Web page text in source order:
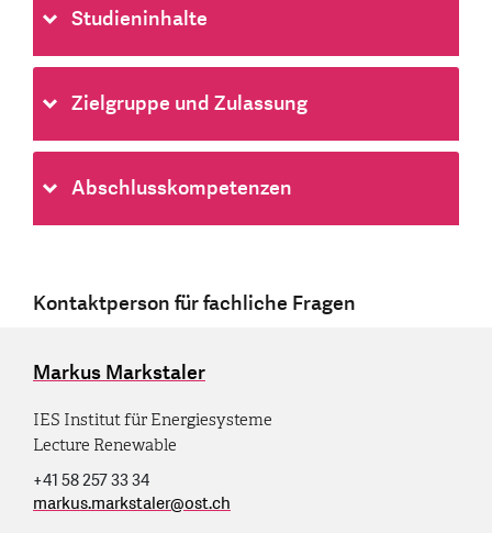
Studieninhalte
Zielgruppe und Zulassung
Abschlusskompetenzen
Kontaktperson für fachliche Fragen
Markus Markstaler
IES Institut für Energiesysteme
Lecture Renewable
+41 58 257 33 34
markus.markstaler@ost.ch